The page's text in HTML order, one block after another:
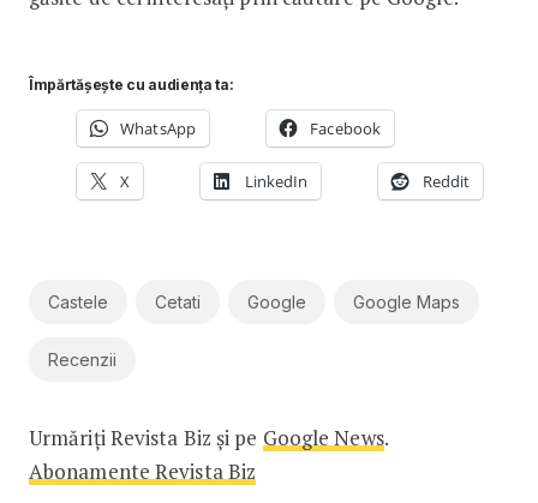
Împărtășește cu audiența ta:
WhatsApp Facebook
X LinkedIn Reddit
Castele Cetati Google Google Maps
Recenzii
Urmăriți Revista Biz și pe Google News.
Abonamente Revista Biz